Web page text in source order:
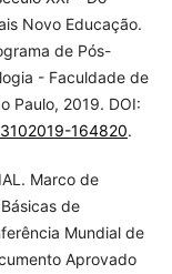
Novo Educação.
de Pós-
- Faculdade de
Paulo, 2019. DOI:
164820.
Marco de
de
Mundial de
Aprovado